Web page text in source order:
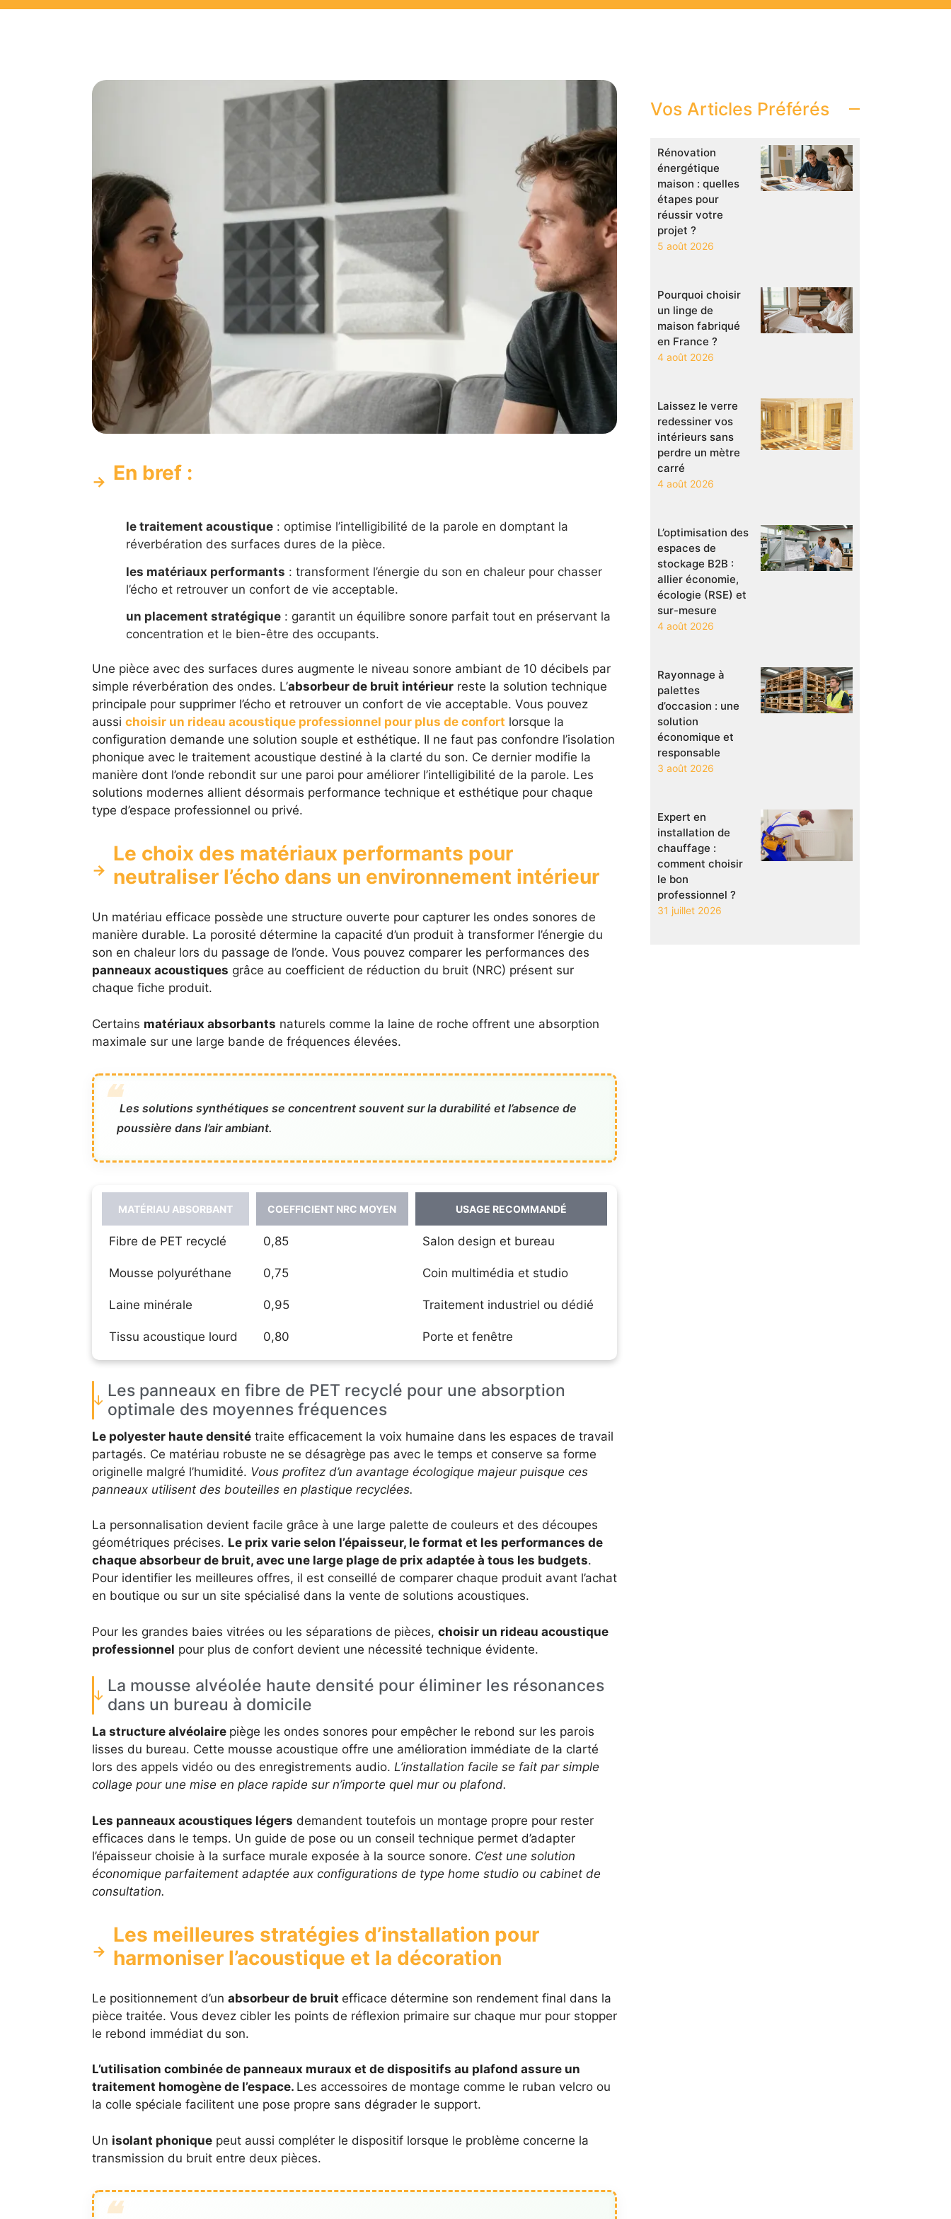
En bref :
le traitement acoustique: optimise l’intelligibilité de la parole en domptant la
réverbération des surfaces dures de la pièce.
les matériaux performants : transforment l’énergie du son en chaleur pour chasser
l’écho et retrouver un confort de vie acceptable.
un placement stratégique: garantit un équilibre sonore parfait tout en préservant la
concentration et le bien-être des occupants.
Une pièce avec des surfaces dures augmente le niveau sonore ambiant de 10 décibels par
simple réverbération des ondes. L’absorbeur de bruit intérieurreste la solution technique
principale pour supprimer l’écho et retrouver un confort de vie acceptable. Vous pouvez
aussi choisir un rideau acoustique professionnel pour plus de confort lorsque la
configuration demande une solution souple et esthétique. Il ne faut pas confondre l’isolation
phonique avec le traitement acoustique destiné à la clarté du son. Ce dernier modifie la
manière dont l’onde rebondit sur une paroi pour améliorer l’intelligibilité de la parole. Les
solutions modernes allient désormais performance technique et esthétique pour chaque
type d’espace professionnel ou privé.
Le choix des matériaux performants pour
neutraliser l’écho dans un environnement intérieur
Un matériau efficace possède une structure ouverte pour capturer les ondes sonores de
manière durable. La porosité détermine la capacité d’un produit à transformer l’énergie du
son en chaleur lors du passage de l’onde. Vous pouvez comparer les performances des
panneaux acoustiques grâce au coefficient de réduction du bruit (NRC) présent sur
chaque fiche produit.
Certains matériaux absorbants naturels comme la laine de roche offrent une absorption
maximale sur une large bande de fréquences élevées.
Les solutions synthétiques se concentrent souvent sur la durabilité et l’absence de
poussière dans l’air ambiant.
MATÉRIAU ABSORBANT COEFFICIENT NRC MOYEN USAGE RECOMMANDÉ
Fibre de PET recyclé 0,85 Salon design et bureau
Mousse polyuréthane 0,75 Coin multimédia et studio
Laine minérale 0,95 Traitement industriel ou dédié
Tissu acoustique lourd 0,80 Porte et fenêtre
Les panneaux en fibre de PET recyclé pour une absorption
optimale des moyennes fréquences
Le polyester haute densitétraite efficacement la voix humaine dans les espaces de travail
partagés. Ce matériau robuste ne se désagrège pas avec le temps et conserve sa forme
originelle malgré l’humidité. Vous profitez d’un avantage écologique majeur puisque ces
panneaux utilisent des bouteilles en plastique recyclées.
La personnalisation devient facile grâce à une large palette de couleurs et des découpes
géométriques précises. Le prix varie selon l’épaisseur, le format et les performances de
chaque absorbeur de bruit, avec une large plage de prix adaptée à tous les budgets.
Pour identifier les meilleures offres, il est conseillé de comparer chaque produit avant l’achat
en boutique ou sur un site spécialisé dans la vente de solutions acoustiques.
Pour les grandes baies vitrées ou les séparations de pièces, choisir un rideau acoustique
professionnel pour plus de confort devient une nécessité technique évidente.
La mousse alvéolée haute densité pour éliminer les résonances
dans un bureau à domicile
La structure alvéolaire piège les ondes sonores pour empêcher le rebond sur les parois
lisses du bureau. Cette mousse acoustique offre une amélioration immédiate de la clarté
lors des appels vidéo ou des enregistrements audio. L’installation facile se fait par simple
collage pour une mise en place rapide sur n’importe quel mur ou plafond.
Les panneaux acoustiques légers demandent toutefois un montage propre pour rester
efficaces dans le temps. Un guide de pose ou un conseil technique permet d’adapter
l’épaisseur choisie à la surface murale exposée à la source sonore. C’est une solution
économique parfaitement adaptée aux configurations de type home studio ou cabinet de
consultation.
Les meilleures stratégies d’installation pour
harmoniser l’acoustique et la décoration
Le positionnement d’un absorbeur de bruit efficace détermine son rendement final dans la
pièce traitée. Vous devez cibler les points de réflexion primaire sur chaque mur pour stopper
le rebond immédiat du son.
L’utilisation combinée de panneaux muraux et de dispositifs au plafond assure un
traitement homogène de l’espace. Les accessoires de montage comme le ruban velcro ou
la colle spéciale facilitent une pose propre sans dégrader le support.
Un isolant phoniquepeut aussi compléter le dispositif lorsque le problème concerne la
transmission du bruit entre deux pièces.
Vos Articles Préférés
Rénovation
énergétique
maison : quelles
étapes pour
réussir votre
projet ?
5 août 2026
Pourquoi choisir
un linge de
maison fabriqué
en France ?
4 août 2026
Laissez le verre
redessiner vos
intérieurs sans
perdre un mètre
carré
4 août 2026
L’optimisation des
espaces de
stockage B2B :
allier économie,
écologie (RSE) et
sur-mesure
4 août 2026
Rayonnage à
palettes
d’occasion : une
solution
économique et
responsable
3 août 2026
Expert en
installation de
chauffage :
comment choisir
le bon
professionnel ?
31 juillet 2026